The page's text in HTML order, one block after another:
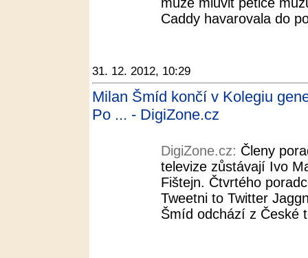
Caddy havarovala do
31. 12. 2012, 10:29
Milan Šmíd končí v Kolegiu
Po ... - DigiZone.cz
DigiZone.cz: Členy
televize zůstávají Ivo
Fištejn. Čtvrtého
Tweetni to Twitter
Šmíd odchází z České